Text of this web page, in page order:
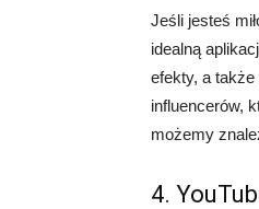
Jeśli jesteś
idealną
efekty, a
influencerów,
możemy
4.